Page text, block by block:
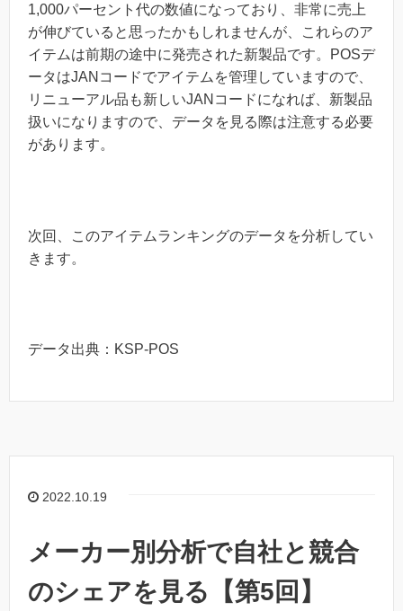
1,000パーセント代の数値になっており、非常に売上
が伸びていると思ったかもしれませんが、これらのア
イテムは前期の途中に発売された新製品です。POSデ
ータはJANコードでアイテムを管理していますので、
リニューアル品も新しいJANコードになれば、新製品
扱いになりますので、データを見る際は注意する必要
があります。
次回、このアイテムランキングのデータを分析してい
きます。
データ出典：KSP-POS
2022.10.19
メーカー別分析で自社と競合
のシェアを見る【第5回】